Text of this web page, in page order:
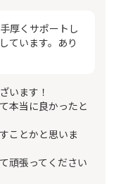
厚くサポートし
ています。あり
います！
本当に良かったと
ことかと思いま
頑張ってください